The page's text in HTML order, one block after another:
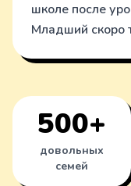
школе после
Младший скоро
500+
довольных
семей